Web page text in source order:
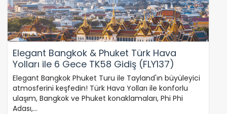
Elegant Bangkok & Phuket Türk Hava
Yolları ile 6 Gece TK58 Gidiş (FLY137)
Elegant Bangkok Phuket Turu ile Tayland'ın büyüleyici
atmosferini keşfedin! Türk Hava Yolları ile konforlu
ulaşım, Bangkok ve Phuket konaklamaları, Phi Phi
Adası,…